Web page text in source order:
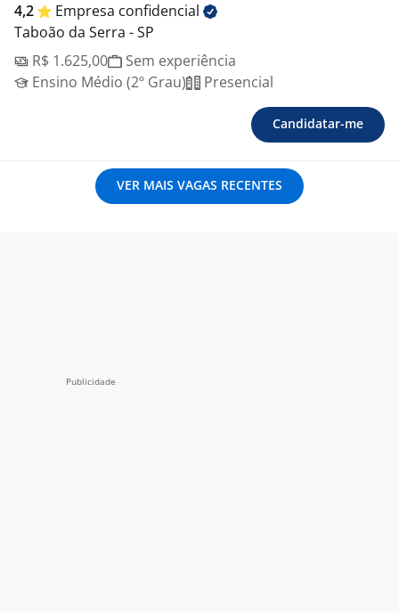
4,2 Empresa confidencial
Taboão da Serra - SP
R$ 1.625,00
Sem experiência
Ensino Médio (2º Grau)
Presencial
Candidatar-me
VER MAIS VAGAS RECENTES